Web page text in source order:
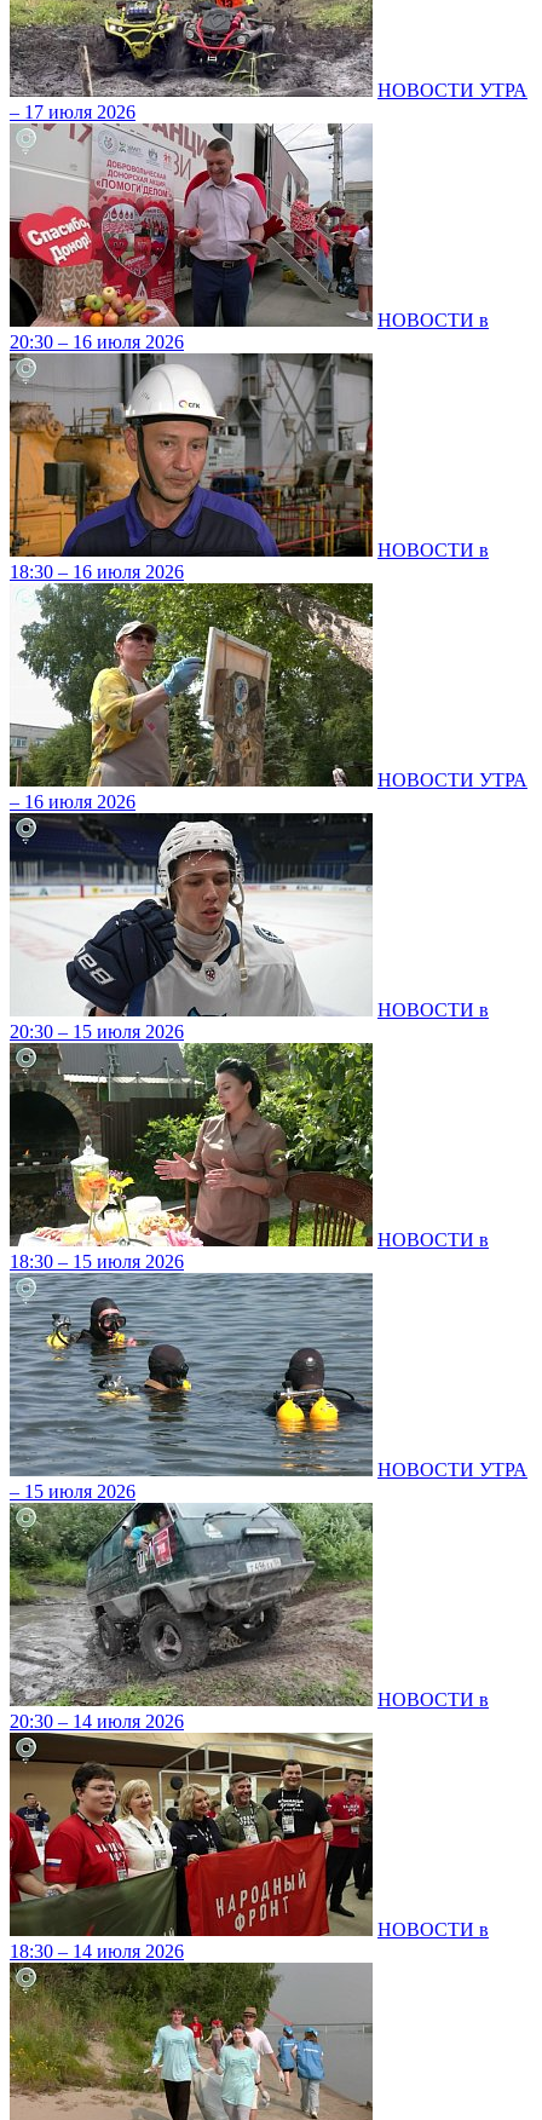
НОВОСТИ УТРА
– 17 июля 2026
НОВОСТИ в
20:30 – 16 июля 2026
НОВОСТИ в
18:30 – 16 июля 2026
НОВОСТИ УТРА
– 16 июля 2026
НОВОСТИ в
20:30 – 15 июля 2026
НОВОСТИ в
18:30 – 15 июля 2026
НОВОСТИ УТРА
– 15 июля 2026
НОВОСТИ в
20:30 – 14 июля 2026
НОВОСТИ в
18:30 – 14 июля 2026